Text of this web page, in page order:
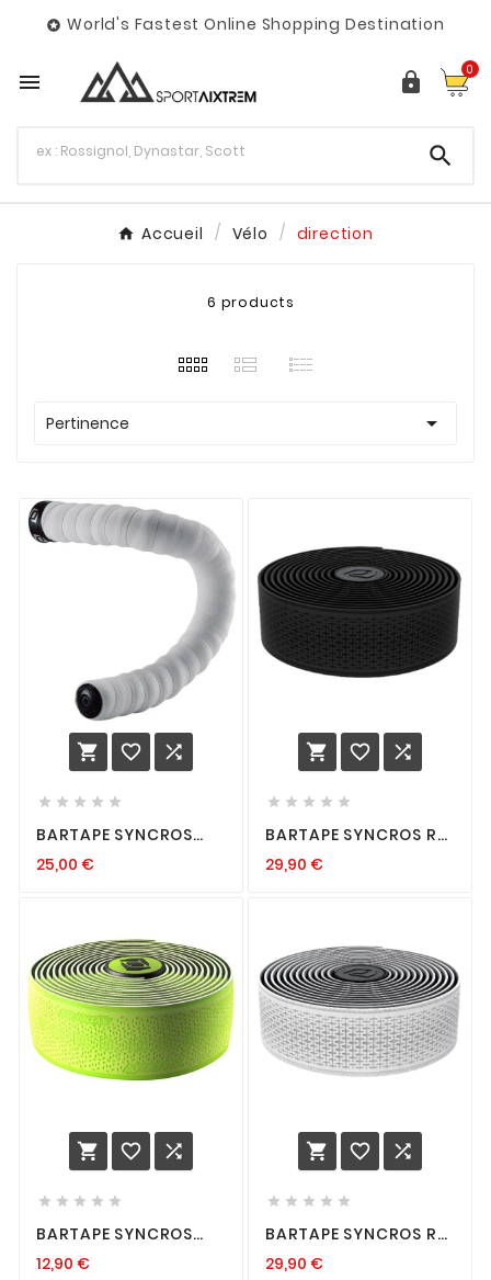
 World's Fastest Online Shopping Destination
  0

Accueil Vélo direction
6 products
Pertinence 
  
    
BARTAPE SYNCROS
25,00 €
  
    
BARTAPE SYNCROS RC
29,90 €
  
    
BARTAPE SYNCROS
YELLOW
12,90 €
  
    
BARTAPE SYNCROS RC
29,90 €